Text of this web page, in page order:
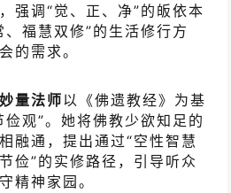
强调“觉、正、净”的皈依本
福慧双修”的生活修行方
的需求。
量法师以《佛遗教经》为基
观”。她将佛教少欲知足的
融通，提出通过“空性智慧
俭”的实修路径，引导听众
精神家园。